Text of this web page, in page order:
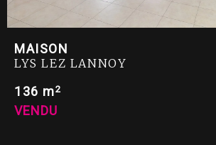
MAISON
LYS LEZ LANNOY
136 m2
VENDU